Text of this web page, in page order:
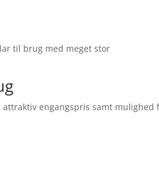
til brug med meget stor
engangspris samt mulighed